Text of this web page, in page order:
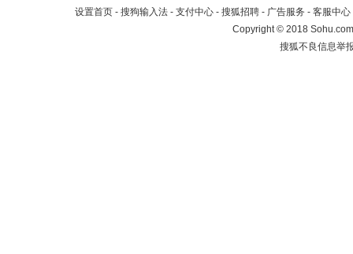
设置首页 - 搜狗输入法 - 支付中心 - 搜狐招聘 - 广告服务 - 客服中心
Copyright©2018
搜狐不良信息举